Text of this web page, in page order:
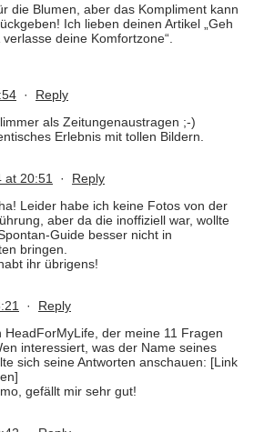
die Blumen, aber das Kompliment kann
Ich lieben deinen Artikel „Geh
deine Komfortzone“.
· Reply
als Zeitungenaustragen ;-)
Erlebnis mit tollen Bildern.
at 20:51 · Reply
Leider habe ich keine Fotos von der
aber da die inoffiziell war, wollte
Guide besser nicht in
bringen.
ihr übrigens!
· Reply
HeadForMyLife, der meine 11 Fragen
interessiert, was der Name seines
sich seine Antworten anschauen: [Link
gefällt mir sehr gut!